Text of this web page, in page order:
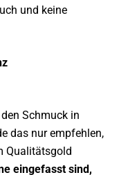
und keine
Schmuck in
das nur empfehlen,
Qualitätsgold
eingefasst sind,